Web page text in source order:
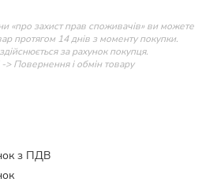
«про захист прав споживачів» ви можете
протягом 14 днів з моменту покупки.
за рахунок покупця.
-> Повернення і обмін товару
з ПДВ